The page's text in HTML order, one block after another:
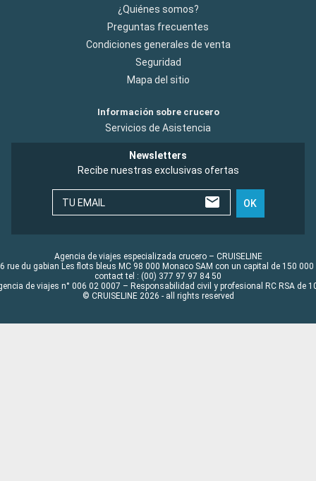
¿Quiénes somos?
Preguntas frecuentes
Condiciones generales de venta
Seguridad
Mapa del sitio
Información sobre crucero
Servicios de Asistencia
Newsletters
Recibe nuestras exclusivas ofertas
TU EMAIL OK
Agencia de viajes especializada crucero – CRUISELINE
rue du gabian Les flots bleus MC 98 000 Monaco SAM con un capital de 150 000
contact tel : (00) 377 97 97 84 50
de viajes n° 006 02 0007 – Responsabilidad civil y profesional RC RSA de
© CRUISELINE 2026 - all rights reserved